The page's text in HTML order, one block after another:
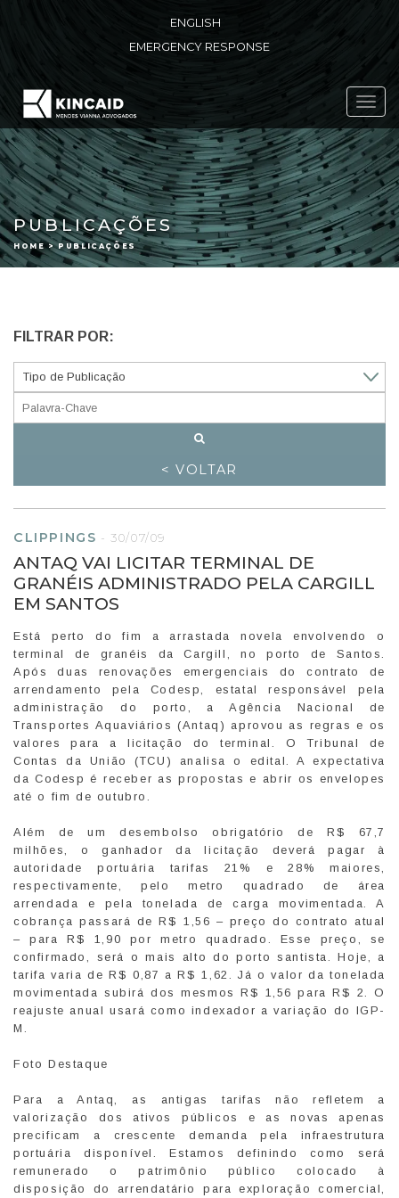
ENGLISH
EMERGENCY RESPONSE
PUBLICAÇÕES
HOME > PUBLICAÇÕES
FILTRAR POR:
< VOLTAR
CLIPPINGS -30/07/09
ANTAQ VAI LICITAR TERMINAL DE
GRANÉIS ADMINISTRADO PELA CARGILL
EM SANTOS
Está perto do fim a arrastada novela envolvendo o
terminal de granéis da Cargill, no porto de Santos.
Após duas renovações emergenciais do contrato de
arrendamento pela Codesp, estatal responsável pela
administração do porto, a Agência Nacional de
Transportes Aquaviários (Antaq) aprovou as regras e os
valores para a licitação do terminal. O Tribunal de
Contas da União (TCU) analisa o edital. A expectativa
da Codesp é receber as propostas e abrir os envelopes
até o fim de outubro.
Além de um desembolso obrigatório de R$ 67,7
milhões, o ganhador da licitação deverá pagar à
autoridade portuária tarifas 21% e 28% maiores,
respectivamente, pelo metro quadrado de área
arrendada e pela tonelada de carga movimentada. A
cobrança passará de R$ 1,56 – preço do contrato atual
– para R$ 1,90 por metro quadrado. Esse preço, se
confirmado, será o mais alto do porto santista. Hoje, a
tarifa varia de R$ 0,87 a R$ 1,62. Já o valor da tonelada
movimentada subirá dos mesmos R$ 1,56 para R$ 2. O
reajuste anual usará como indexador a variação do IGP-
M.
Foto Destaque
Para a Antaq, as antigas tarifas não refletem a
valorização dos ativos públicos e as novas apenas
precificam a crescente demanda pela infraestrutura
portuária disponível. Estamos definindo como será
remunerado o patrimônio público colocado à
disposição do arrendatário para exploração comercial,